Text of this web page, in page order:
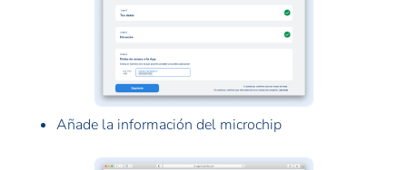
Añade la información del microchip